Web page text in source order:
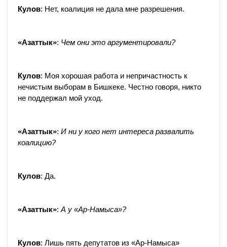
Кулов: Нет, коалиция не дала мне разрешения.
«Азаттык»: Чем они это аргументировали?
Кулов: Моя хорошая работа и непричастность к
нечистым выборам в Бишкеке. Честно говоря, никто
не поддержал мой уход.
«Азаттык»: И ни у кого нет интереса развалить
коалицию?
Кулов: Да.
«Азаттык»: А у «Ар-Намыса»?
Кулов: Лишь пять депутатов из «Ар-Намыса»